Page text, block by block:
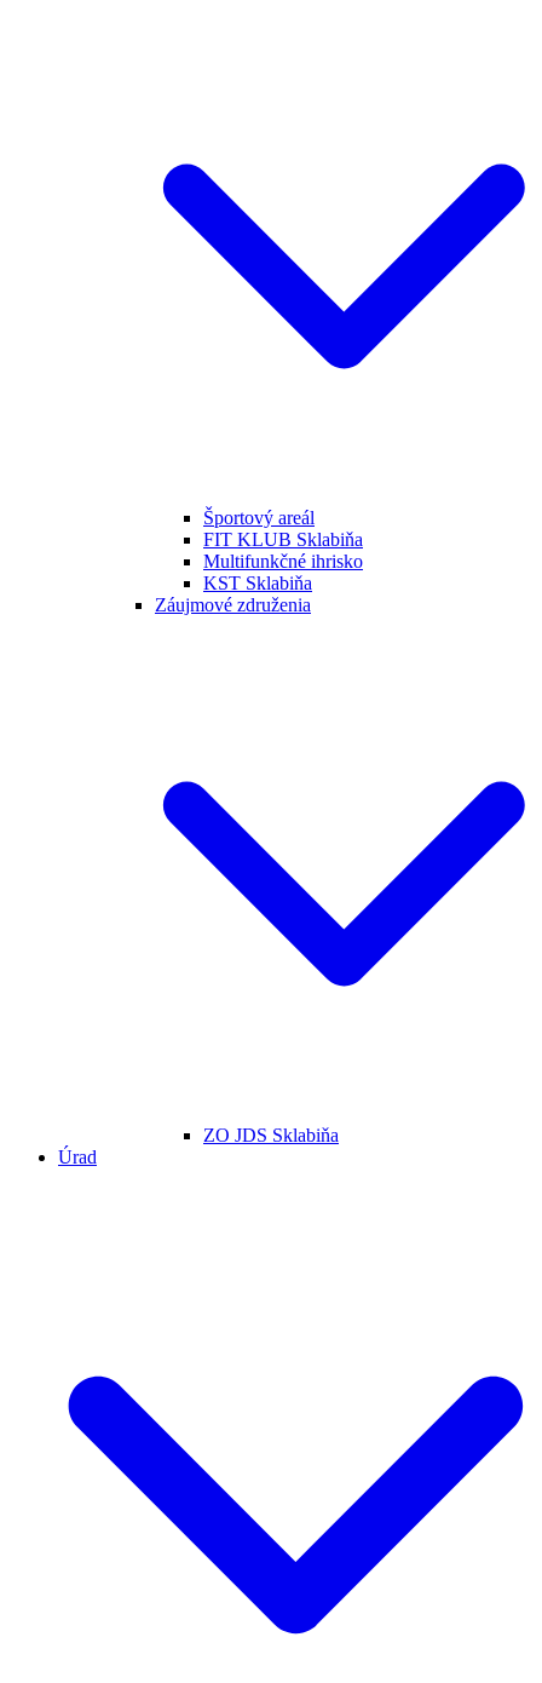
Športový areál
FIT KLUB Sklabiňa
Multifunkčné ihrisko
KST Sklabiňa
Záujmové združenia
ZO JDS Sklabiňa
Úrad